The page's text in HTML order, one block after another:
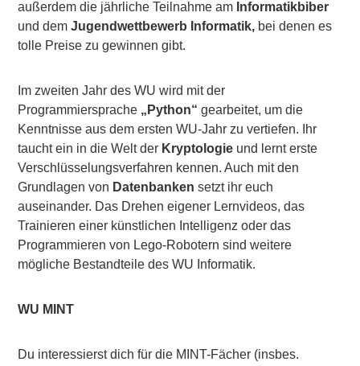
außerdem die jährliche Teilnahme am Informatikbiber
und demJugendwettbewerb Informatik, bei denen es
tolle Preise zu gewinnen gibt.
Im zweiten Jahr des WU wird mit der
Programmiersprache „Python“gearbeitet, um die
Kenntnisse aus dem ersten WU-Jahr zu vertiefen. Ihr
taucht ein in die Welt der Kryptologie und lernt erste
Verschlüsselungsverfahren kennen. Auch mit den
Grundlagen von Datenbanken setzt ihr euch
auseinander. Das Drehen eigener Lernvideos, das
Trainieren einer künstlichen Intelligenz oder das
Programmieren von Lego-Robotern sind weitere
mögliche Bestandteile des WU Informatik.
WU MINT
Du interessierst dich für die MINT-Fächer (insbes.